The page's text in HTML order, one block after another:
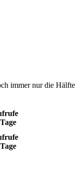
immer nur die Hälfte